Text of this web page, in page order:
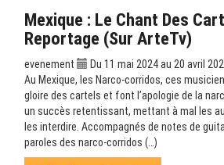
Mexique : Le Chant Des
Reportage (sur ArteTv)
evenement
Du 11 mai 2024 au 20 avril
Au Mexique, les Narco-corridos, ces
gloire des cartels et font l’apologie de la
un succès retentissant, mettant à mal les
les interdire. Accompagnés de notes de
paroles des narco-corridos (…)